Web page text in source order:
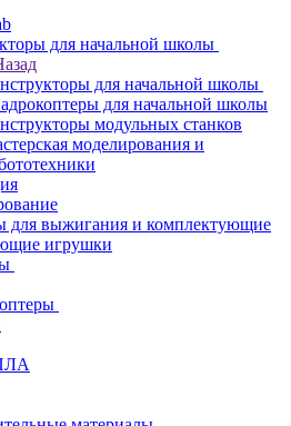
для начальной школы
для начальной школы
для начальной школы
модульных станков
моделирования и
для выжигания и комплектующие
игрушки